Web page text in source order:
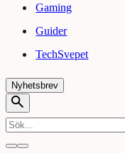
Gaming
Guider
TechSvepet
Nyhetsbrev